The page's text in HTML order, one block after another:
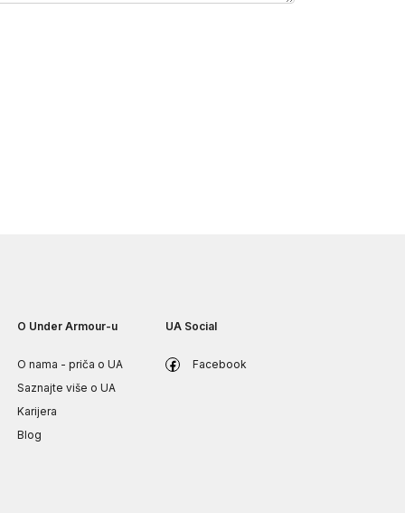
O Under Armour-u
O nama - priča o UA
Saznajte više o UA
Karijera
Blog
UA Social
Facebook